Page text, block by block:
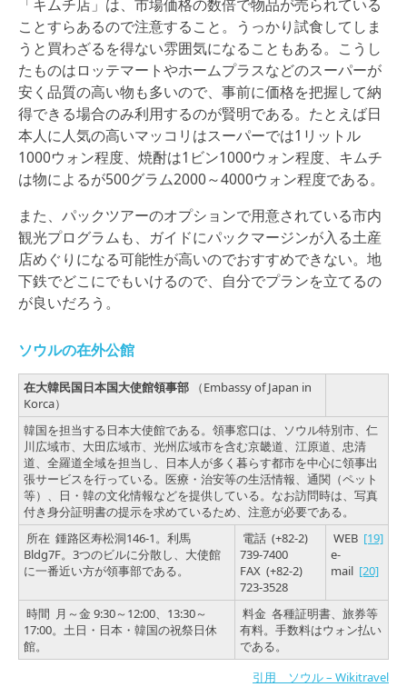
「キムチ店」は、市場価格の数倍で物品が売られている
ことすらあるので注意すること。うっかり試食してしま
うと買わざるを得ない雰囲気になることもある。こうし
たものはロッテマートやホームプラスなどのスーパーが
安く品質の高い物も多いので、事前に価格を把握して納
得できる場合のみ利用するのが賢明である。たとえば日
本人に人気の高いマッコリはスーパーでは1リットル
1000ウォン程度、焼酎は1ビン1000ウォン程度、キムチ
は物によるが500グラム2000～4000ウォン程度である。
また、パックツアーのオプションで用意されている市内
観光プログラムも、ガイドにパックマージンが入る土産
店めぐりになる可能性が高いのでおすすめできない。地
下鉄でどこにでもいけるので、自分でプランを立てるの
が良いだろう。
ソウルの在外公館
在大韓民国日本国大使館領事部 （Embassy of Japan in
Korca）
韓国を担当する日本大使館である。領事窓口は、ソウル特別市、仁
川広域市、大田広域市、光州広域市を含む京畿道、江原道、忠清
道、全羅道全域を担当し、日本人が多く暮らす都市を中心に領事出
張サービスを行っている。医療・治安等の生活情報、通関（ペット
等）、日・韓の文化情報などを提供している。なお訪問時は、写真
付き身分証明書の提示を求めているため、注意が必要である。
所在 鍾路区寿松洞146-1。利馬
Bldg7F。3つのビルに分散し、大使館
に一番近い方が領事部である。
電話 (+82-2)
739-7400
FAX (+82-2)
723-3528
WEB [19]
e-
mail [20]
時間 月～金 9:30～12:00、13:30～
17:00。土日・日本・韓国の祝祭日休
館。
料金 各種証明書、旅券等
有料。手数料はウォン払い
である。
引用 ソウル – Wikitravel